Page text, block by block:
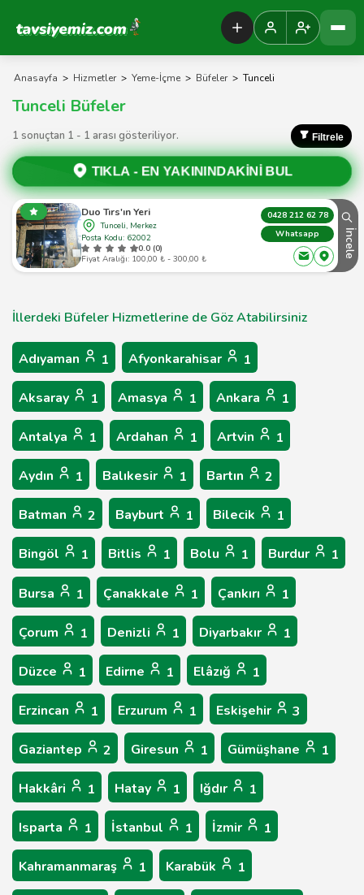
Tavsiyemiz Anasayfa
Anasayfa > Hizmetler > Yeme-İçme > Büfeler > Tunceli
Tunceli Büfeler
1 sonuçtan 1 - 1 arası gösteriliyor. Filtrele
TIKLA - EN YAKININDAKİNİ BUL
Duo Tırs'ın Yeri
Tunceli, Merkez
Posta Kodu: 62002
0.0 (0)
Fiyat Aralığı: 100,00 ₺ - 300,00 ₺
0428 212 62 78
Whatsapp
İncele
İllerdeki Büfeler Hizmetlerine de Göz Atabilirsiniz
Adıyaman 1 Afyonkarahisar 1
Aksaray 1 Amasya 1 Ankara 1
Antalya 1 Ardahan 1 Artvin 1
Aydın 1 Balıkesir 1 Bartın 2
Batman 2 Bayburt 1 Bilecik 1
Bingöl 1 Bitlis 1 Bolu 1 Burdur 1
Bursa 1 Çanakkale 1 Çankırı 1
Çorum 1 Denizli 1 Diyarbakır 1
Düzce 1 Edirne 1 Elâzığ 1
Erzincan 1 Erzurum 1 Eskişehir 3
Gaziantep 2 Giresun 1 Gümüşhane 1
Hakkâri 1 Hatay 1 Iğdır 1
Isparta 1 İstanbul 1 İzmir 1
Kahramanmaraş 1 Karabük 1